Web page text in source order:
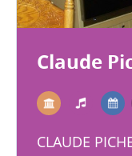
Claude
CLAUDE